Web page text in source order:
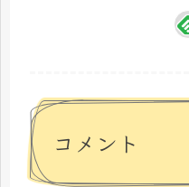
コメント